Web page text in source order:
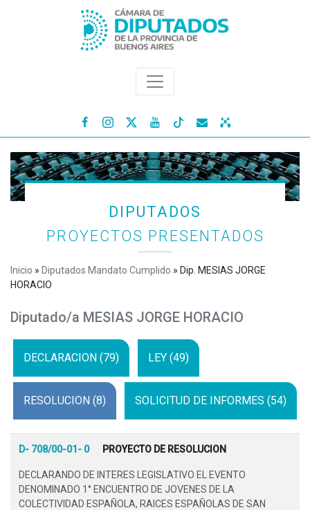
   
DIPUTADOS
PROYECTOS PRESENTADOS
Inicio » Diputados Mandato Cumplido » Dip. MESIAS JORGE
HORACIO
Diputado/a MESIAS JORGE HORACIO
DECLARACION (79) LEY (49)
RESOLUCION (8) SOLICITUD DE INFORMES (54)
D- 708/00-01- 0 PROYECTO DE RESOLUCION
DECLARANDO DE INTERES LEGISLATIVO EL EVENTO
DENOMINADO 1° ENCUENTRO DE JOVENES DE LA
COLECTIVIDAD ESPAÑOLA, RAICES ESPAÑOLAS DE SAN